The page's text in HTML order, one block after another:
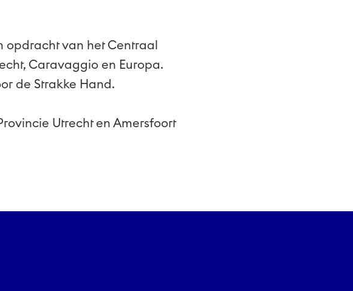
opdracht van het Centraal
Caravaggio en Europa.
de Strakke Hand.
Utrecht en Amersfoort